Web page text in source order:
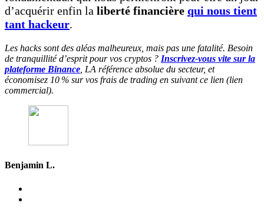
d’acquérir enfin la liberté financière qui nous tient
tant hackeur.
Les hacks sont des aléas malheureux, mais pas une fatalité. Besoin
de tranquillité d’esprit pour vos cryptos ? Inscrivez-vous vite sur la
plateforme Binance , LA référence absolue du secteur, et
économisez 10 % sur vos frais de trading en suivant ce lien (lien
commercial).
Benjamin L.